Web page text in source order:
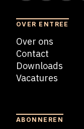
OVER ENTREE
Over ons
Contact
Downloads
Vacatures
ABONNEREN